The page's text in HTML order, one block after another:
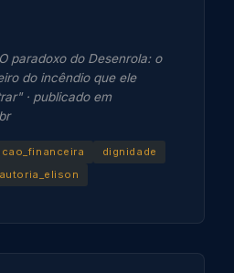
paradoxo do Desenrola: o
do incêndio que ele
· publicado em
dignidade
autoria_elison